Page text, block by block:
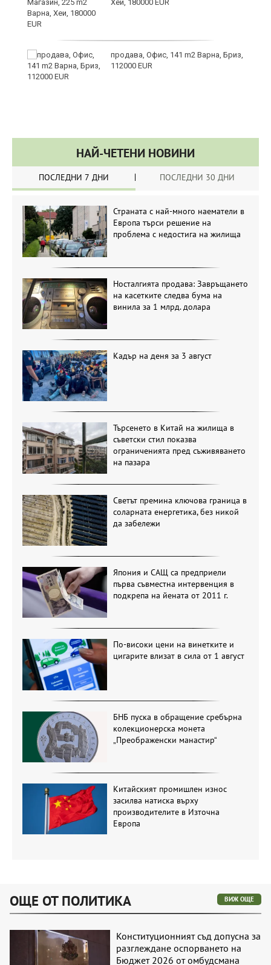
Хеи, 180000 EUR
продава, Офис, 141 m2 Варна, Бриз,
112000 EUR
НАЙ-ЧЕТЕНИ НОВИНИ
ПОСЛЕДНИ 7 ДНИ ПОСЛЕДНИ 30 ДНИ
Страната с най-много наематели в
Европа търси решение на
проблема с недостига на жилища
Носталгията продава: Завръщането
на касетките следва бума на
винила за 1 млрд. долара
Кадър на деня за 3 август
Търсенето в Китай на жилища в
съветски стил показва
ограниченията пред съживяването
на пазара
Светът премина ключова граница в
соларната енергетика, без никой
да забележи
Япония и САЩ са предприели
първа съвместна интервенция в
подкрепа на йената от 2011 г.
По-високи цени на винетките и
цигарите влизат в сила от 1 август
БНБ пуска в обращение сребърна
колекционерска монета
„Преображенски манастир“
Китайският промишлен износ
засилва натиска върху
производителите в Източна
Европа
ОЩЕ ОТ ПОЛИТИКА ВИЖ ОЩЕ
Конституционният съд допусна за
разглеждане оспорването на
Бюджет 2026 от омбудсмана